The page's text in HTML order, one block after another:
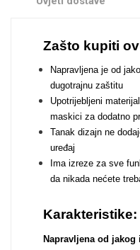
Zašto kupiti
Napravljena je od
dugotrajnu zaštitu
Upotrijebljeni
maskici za dodatno
Tanak dizajn ne
uređaj
Ima izreze za sve
da nikada nećete
Karakteristike:
Napravljena od
Doodles